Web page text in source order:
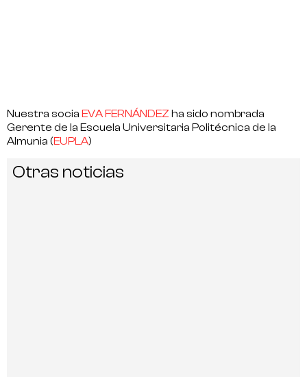
Nuestra socia EVA FERNÁNDEZ ha sido nombrada
Gerente de la Escuela Universitaria Politécnica de la
Almunia (EUPLA)
Otras noticias